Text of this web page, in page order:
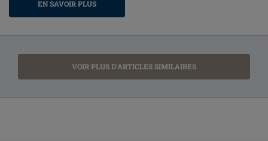
EN SAVOIR PLUS
VOIR PLUS D'ARTICLES SIMILAIRES